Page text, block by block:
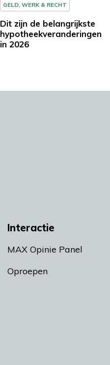
GELD, WERK & RECHT
Dit zijn de belangrijkste
hypotheekveranderingen
in 2026
Interactie
MAX Opinie Panel
Oproepen